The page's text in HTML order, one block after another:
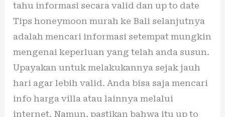
tahu informasi secara valid dan up to date
Tips honeymoon murah ke Bali selanjutnya
adalah mencari informasi setempat mungkin
mengenai keperluan yang telah anda susun.
Upayakan untuk melakukannya sejak jauh
hari agar lebih valid. Anda bisa saja mencari
info harga villa atau lainnya melalui
internet. Namun, pastikan bahwa itu up to